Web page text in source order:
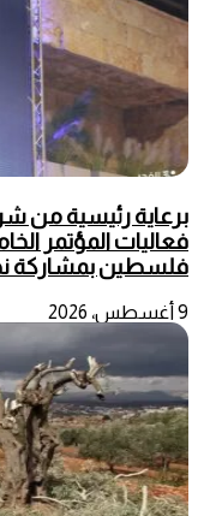
برعاية رئيسية من
فعاليات المؤتمر
فلسطين بمشاركة
9 أغسطس، 2026